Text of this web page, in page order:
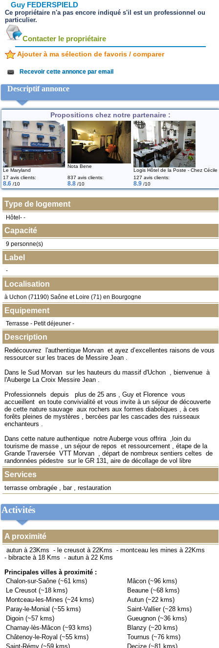
Guy FEDERSPIELD
Ce propriétaire n'a pas encore indiqué s'il est un professionnel ou
particulier.
Contacter le propriétaire
Ajouter à ma sélection de favoris / comparer
Recevoir cette annonce par email
Descriptif annonce
Propositions chez notre partenaire :
Le Maryland
Nota Bene
Logis Hôtel de la Poste - Chez Cécile
17 avis clients:
8.6 /10
837 avis clients:
8.8 /10
127 avis clients:
8.9 /10
Type de logement
Hôtel- -
Capacité
9 personne(s)
Label
-
Localisation
à Uchon (71190) Saône et Loire (71) en Bourgogne
Equipement
Terrasse - Petit déjeuner -
Description
Redécouvrez l'authentique Morvan et ayez d’excellentes raisons de vous
ressourcer sur les traces de Messire Jean .
Dans le Sud Morvan sur les hauteurs du massif d'Uchon , bienvenue à
l'Auberge La Croix Messire Jean .
Professionnels depuis plus de 25 ans , Guy et Florence vous
accueillent en toute convivialité et vous invite à un séjour de découverte
de cette nature sauvage aux rochers aux formes diaboliques , à ces
forêts pleines de mystères , bercées par les cascades des ruisseaux
enchanteurs .
Dans cette nature authentique notre Auberge vous offrira ,loin du
tourisme de masse , un séjour de repos et ressourcement , étape de la
Grande Traversée VTT Morvan , départ de nombreux sentiers celtes de
randonnées pédestre sur le GR 131, aire de décollage de vol libre
Services
terrasse ombragée , bar , restauration
Activités
A proximité
autun à 23Kms - le creusot à 22Kms - montceau les mines à 22Kms
- bibracte à 18 Kms - autun à 22 Kms
Principales villes à proximité :
Chalon-sur-Saône (~61 kms)
Mâcon (~96 kms)
Le Creusot (~18 kms)
Beaune (~68 kms)
Montceau-les-Mines (~24 kms)
Autun (~22 kms)
Paray-le-Monial (~55 kms)
Saint-Vallier (~28 kms)
Digoin (~57 kms)
Gueugnon (~36 kms)
Charnay-lès-Mâcon (~93 kms)
Blanzy (~20 kms)
Châtenoy-le-Royal (~55 kms)
Tournus (~76 kms)
Saint-Rémy (~59 kms)
Decize (~81 kms)